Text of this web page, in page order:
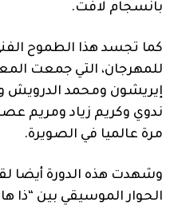
بانسجام لافت.
كما تجسد هذا الطموح
للمهرجان، التي جمعت
إيريشون ومحمد الدرويش
ندوي وكريم زياد ومريم
مرة عالميا في الصويرة.
وشهدت هذه الدورة أيضا
الحوار الموسيقي بين